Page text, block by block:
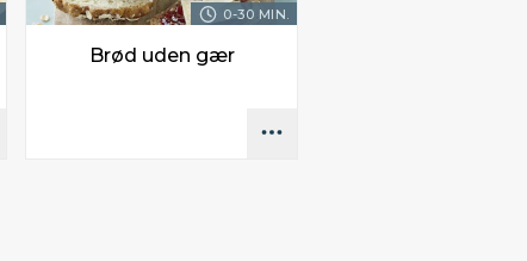
0-30 MIN.
Brød uden gær